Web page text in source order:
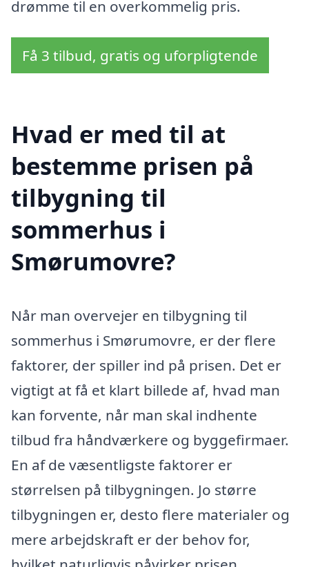
drømme til en overkommelig pris.
Få 3 tilbud, gratis og uforpligtende
Hvad er med til at
bestemme prisen på
tilbygning til
sommerhus i
Smørumovre?
Når man overvejer en tilbygning til
sommerhus i Smørumovre, er der flere
faktorer, der spiller ind på prisen. Det er
vigtigt at få et klart billede af, hvad man
kan forvente, når man skal indhente
tilbud fra håndværkere og byggefirmaer.
En af de væsentligste faktorer er
størrelsen på tilbygningen. Jo større
tilbygningen er, desto flere materialer og
mere arbejdskraft er der behov for,